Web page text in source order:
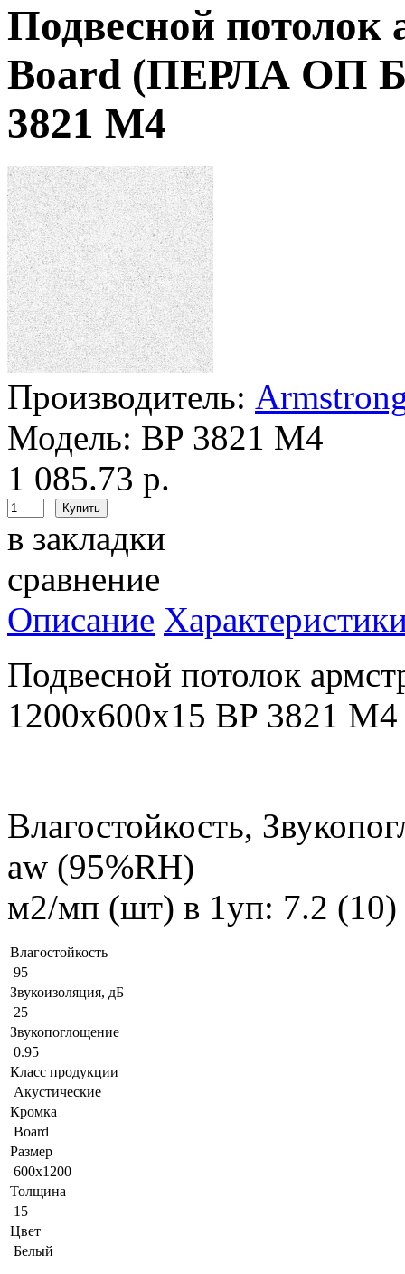
Подвесной потолок
Board (ПЕРЛА ОП
3821 M4
Производитель:
Модель: BP 3821 M4
1 085.73 р.
в закладки
сравнение
Описание
Подвесной потолок
1200x600x15 BP 3821 M4
Влагостойкость,
aw (95%RH)
м2/мп (шт) в 1уп: 7.2 (10)
Влагостойкость
95
Звукоизоляция, дБ
25
Звукопоглощение
0.95
Класс продукции
Акустические
Кромка
Board
Размер
600x1200
Толщина
15
Цвет
Белый